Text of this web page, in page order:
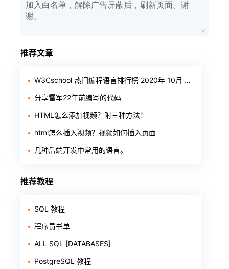
加入白名单，解除广告屏蔽后，刷新页面。谢
谢。
推荐文章
W3Cschool 热门编程语言排行榜 2020年 10月 TOP10
分享雷军22年前编写的代码
HTML怎么添加视频？附三种方法！
html怎么插入视频？视频如何插入页面
几种后端开发中常用的语言。
推荐教程
SQL 教程
程序员书单
ALL SQL [DATABASES]
PostgreSQL 教程